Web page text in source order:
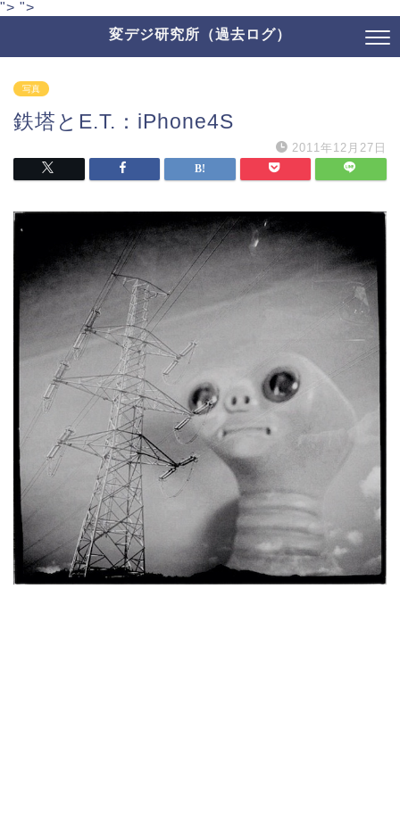
"> ">
変デジ研究所（過去ログ）
写真
鉄塔とE.T.：iPhone4S
2011年12月27日